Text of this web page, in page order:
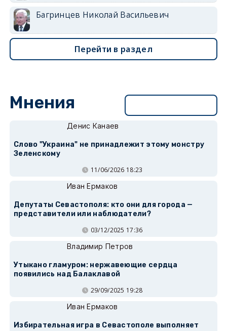
Багринцев Николай Васильевич
Перейти в раздел
Мнения
Денис Канаев
Слово "Украина" не принадлежит этому монстру
Зеленскому
11/06/2026 18:23
Иван Ермаков
Депутаты Севастополя: кто они для города —
представители или наблюдатели?
03/12/2025 17:36
Владимир Петров
Утыкано гламуром: нержавеющие сердца
появились над Балаклавой
29/09/2025 19:28
Иван Ермаков
Избирательная игра в Севастополе выполняет